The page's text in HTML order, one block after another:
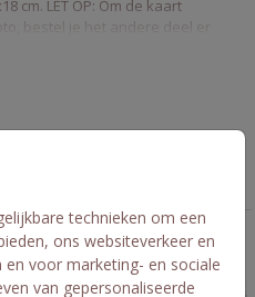
technieken om een
ons websiteverkeer en
voor marketing- en sociale
van gepersonaliseerde
cm. LET OP: Om de kaart
bestel je het andere deel er
ook leuk